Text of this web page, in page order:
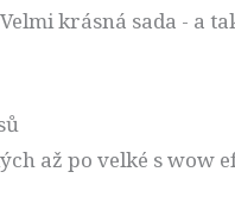
krásná sada - a
až po velké s wow